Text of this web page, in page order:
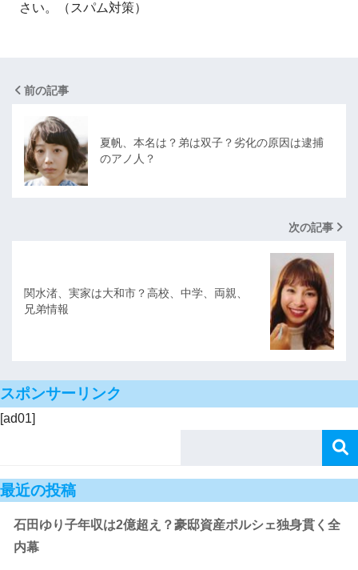
さい。（スパム対策）
前の記事
夏帆、本名は？弟は双子？劣化の原因は逮捕
のアノ人？
次の記事
関水渚、実家は大和市？高校、中学、両親、
兄弟情報
スポンサーリンク
[ad01]
最近の投稿
石田ゆり子年収は2億超え？豪邸資産ポルシェ独身貫く全
内幕